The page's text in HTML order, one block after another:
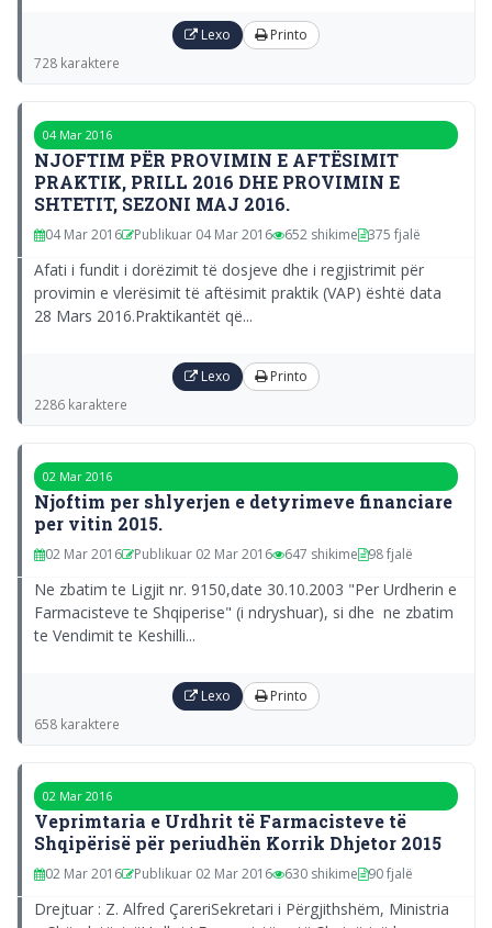
Lexo Printo
728 karaktere
04 Mar 2016
NJOFTIM PËR PROVIMIN E AFTËSIMIT
PRAKTIK, PRILL 2016 DHE PROVIMIN E
SHTETIT, SEZONI MAJ 2016.
04 Mar 2016 Publikuar 04 Mar 2016 652 shikime 375 fjalë
Afati i fundit i dorëzimit të dosjeve dhe i regjistrimit për
provimin e vlerësimit të aftësimit praktik (VAP) është data
28 Mars 2016.Praktikantët që...
Lexo Printo
2286 karaktere
02 Mar 2016
Njoftim per shlyerjen e detyrimeve financiare
per vitin 2015.
02 Mar 2016 Publikuar 02 Mar 2016 647 shikime 98 fjalë
Ne zbatim te Ligjit nr. 9150,date 30.10.2003 "Per Urdherin e
Farmacisteve te Shqiperise" (i ndryshuar), si dhe ne zbatim
te Vendimit te Keshilli...
Lexo Printo
658 karaktere
02 Mar 2016
Veprimtaria e Urdhrit të Farmacisteve të
Shqipërisë për periudhën Korrik­ Dhjetor 2015
02 Mar 2016 Publikuar 02 Mar 2016 630 shikime 90 fjalë
Drejtuar : Z. Alfred ÇareriSekretari i Përgjithshëm, Ministria